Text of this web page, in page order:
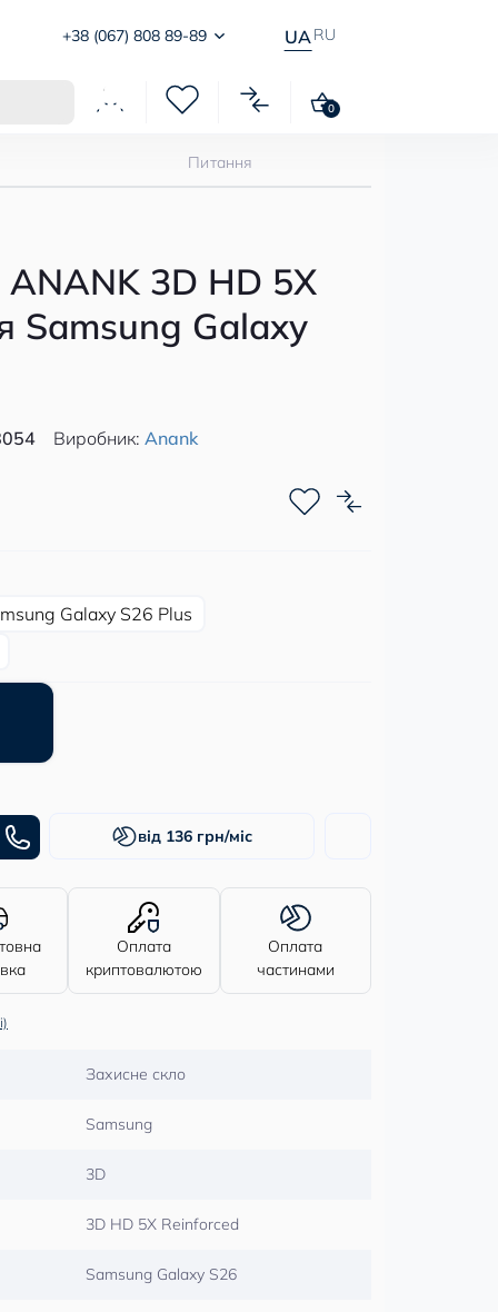
+38 (067) 808 89-89 UA RU
0
Питання
3D HD 5X
Samsung Galaxy
Виробник: Anank
Galaxy S26 Plus
від 136 грн/міс
Оплата
криптовалютою
Оплата
частинами
Захисне скло
Samsung
3D
3D HD 5X Reinforced
Samsung Galaxy S26